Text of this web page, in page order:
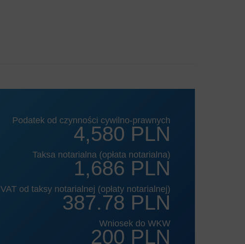
Podatek od czynności cywilno-prawnych
4,580 PLN
Taksa notarialna (opłata notarialna)
1,686 PLN
VAT od taksy notarialnej (opłaty notarialnej)
387.78 PLN
Wniosek do WKW
200 PLN